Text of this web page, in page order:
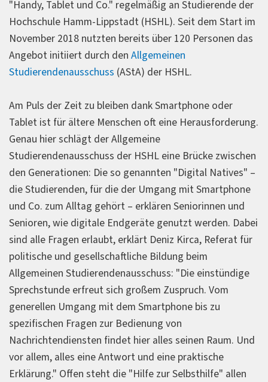
"Handy, Tablet und Co." regelmäßig an Studierende der
Hochschule Hamm-Lippstadt (HSHL). Seit dem Start im
November 2018 nutzten bereits über 120 Personen das
Angebot initiiert durch den Allgemeinen
Studierendenausschuss (AStA) der HSHL.
Am Puls der Zeit zu bleiben dank Smartphone oder
Tablet ist für ältere Menschen oft eine Herausforderung.
Genau hier schlägt der Allgemeine
Studierendenausschuss der HSHL eine Brücke zwischen
den Generationen: Die so genannten "Digital Natives" –
die Studierenden, für die der Umgang mit Smartphone
und Co. zum Alltag gehört – erklären Seniorinnen und
Senioren, wie digitale Endgeräte genutzt werden. Dabei
sind alle Fragen erlaubt, erklärt Deniz Kirca, Referat für
politische und gesellschaftliche Bildung beim
Allgemeinen Studierendenausschuss: "Die einstündige
Sprechstunde erfreut sich großem Zuspruch. Vom
generellen Umgang mit dem Smartphone bis zu
spezifischen Fragen zur Bedienung von
Nachrichtendiensten findet hier alles seinen Raum. Und
vor allem, alles eine Antwort und eine praktische
Erklärung." Offen steht die "Hilfe zur Selbsthilfe" allen